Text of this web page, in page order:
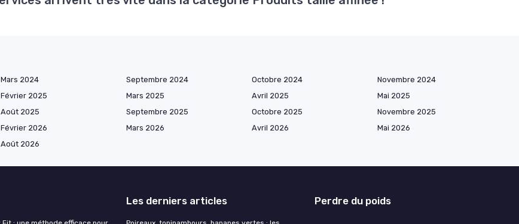
Mars 2024 Septembre 2024 Octobre 2024
Novembre 2024
Février 2025 Mars 2025 Avril 2025
Mai 2025
Août 2025 Septembre 2025 Octobre 2025
Novembre 2025
Février 2026 Mars 2026 Avril 2026
Mai 2026
Août 2026
Les derniers articles Perdre du poids